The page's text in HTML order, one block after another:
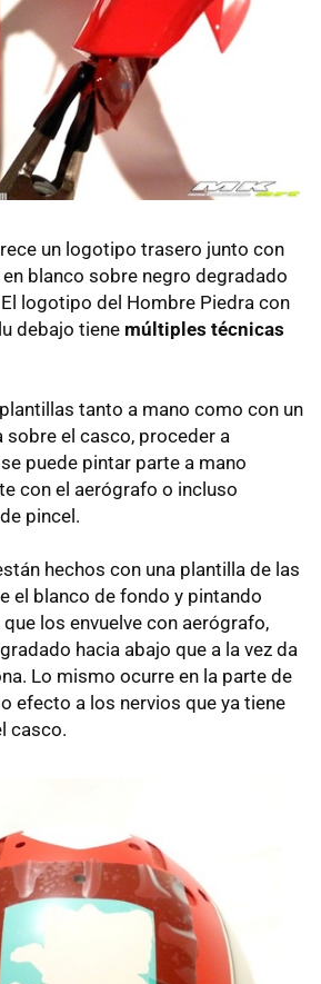
un logotipo trasero junto con
blanco sobre negro degradado
logotipo del Hombre Piedra con
debajo tiene múltiples técnicas
tanto a mano como con un
el casco, proceder a
puede pintar parte a mano
con el aerógrafo o incluso
pincel.
hechos con una plantilla de las
el blanco de fondo y pintando
los envuelve con aerógrafo,
hacia abajo que a la vez da
Lo mismo ocurre en la parte de
efecto a los nervios que ya tiene
casco.